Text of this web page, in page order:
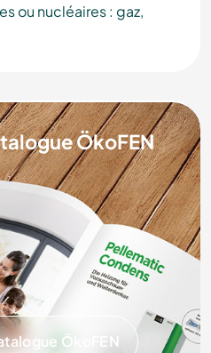
ou nucléaires : gaz,
ÖkoFEN
ÖkoFEN